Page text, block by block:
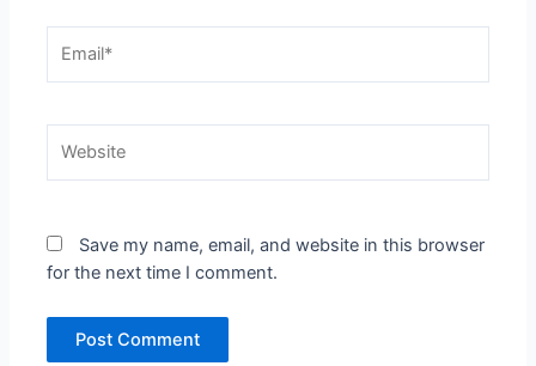
Save my name, email, and website in this browser
for the next time I comment.